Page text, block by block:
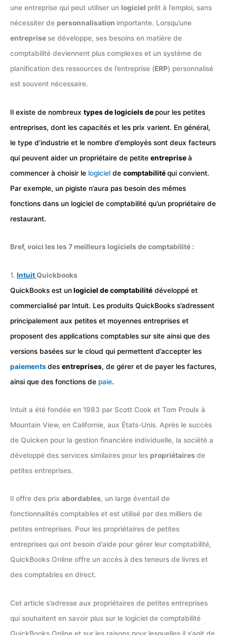
une entreprise qui peut utiliser un logiciel prêt à l’emploi, sans
nécessiter de personnalisation importante. Lorsqu’une
entreprise se développe, ses besoins en matière de
comptabilité deviennent plus complexes et un système de
planification des ressources de l’entreprise (ERP) personnalisé
est souvent nécessaire.
Il existe de nombreux types de logiciels de pour les petites
entreprises, dont les capacités et les prix varient. En général,
le type d’industrie et le nombre d’employés sont deux facteurs
qui peuvent aider un propriétaire de petite entrepriseà
commencer à choisir le logiciel de comptabilitéqui convient.
Par exemple, un pigiste n’aura pas besoin des mêmes
fonctions dans un logiciel de comptabilité qu’un propriétaire de
restaurant.
Bref, voici les les 7 meilleurs logiciels de comptabilité :
1. IntuitQuickbooks
QuickBooks est unlogiciel de comptabilité développé et
commercialisé par Intuit. Les produits QuickBooks s’adressent
principalement aux petites et moyennes entreprises et
proposent des applications comptables sur site ainsi que des
versions basées sur le cloud qui permettent d’accepter les
paiementsdes entreprises, de gérer et de payer les factures,
ainsi que des fonctions de paie.
Intuit a été fondée en 1983 par Scott Cook et Tom Proulx à
Mountain View, en Californie, aux États-Unis. Après le succès
de Quicken pour la gestion financière individuelle, la société a
développé des services similaires pour les propriétaires de
petites entreprises.
Il offre des prix abordables, un large éventail de
fonctionnalités comptables et est utilisé par des milliers de
petites entreprises. Pour les propriétaires de petites
entreprises qui ont besoin d’aide pour gérer leur comptabilité,
QuickBooks Online offre un accès à des teneurs de livres et
des comptables en direct.
Cet article s’adresse aux propriétaires de petites entreprises
qui souhaitent en savoir plus sur le logiciel de comptabilité